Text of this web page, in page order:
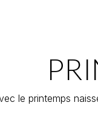
le printemps